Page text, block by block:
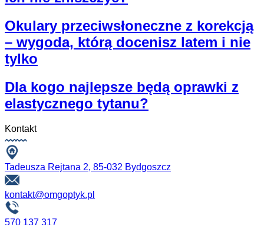
Okulary przeciwsłoneczne z korekcją
– wygoda, którą docenisz latem i nie
tylko
Dla kogo najlepsze będą oprawki z
elastycznego tytanu?
Kontakt
Tadeusza Rejtana 2, 85-032 Bydgoszcz
kontakt@omgoptyk.pl
570 137 317